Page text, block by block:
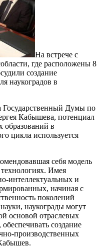
На встрече с
где расположены 8
создание
наукоградов в
Государственный Думы по
Кабышева, потенциал
в
цикла используется
себя модель
Имея
интеллектуальных и
начиная с
поколений
наукограды могут
основой отраслевых
создание
производственных